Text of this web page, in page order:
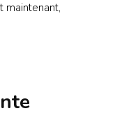
maintenant,